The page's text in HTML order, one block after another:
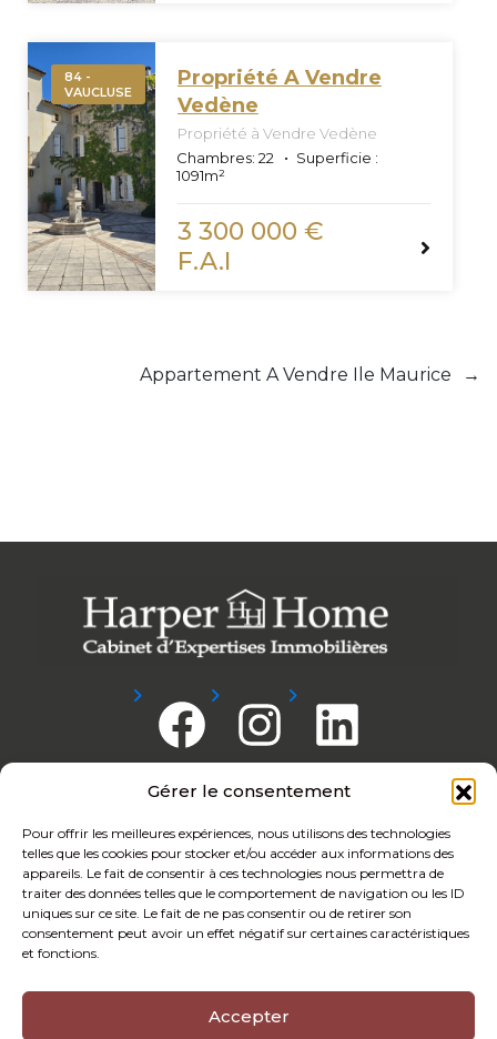
Gérer le consentement
Pour offrir les meilleures expériences, nous utilisons des technologies
telles que les cookies pour stocker et/ou accéder aux informations des
appareils. Le fait de consentir à ces technologies nous permettra de
traiter des données telles que le comportement de navigation ou les ID
uniques sur ce site. Le fait de ne pas consentir ou de retirer son
consentement peut avoir un effet négatif sur certaines caractéristiques
et fonctions.
Accepter
84 -
VAUCLUSE
Propriété A Vendre
Vedène
Propriété à Vendre Vedène
Chambres: 22
Superficie :
1091m²
3 300 000 €
F.A.I
→
Appartement A Vendre Ile Maurice
Nous Adhérons